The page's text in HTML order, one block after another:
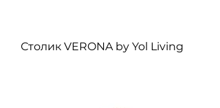
Столик VERONA by Yol Living